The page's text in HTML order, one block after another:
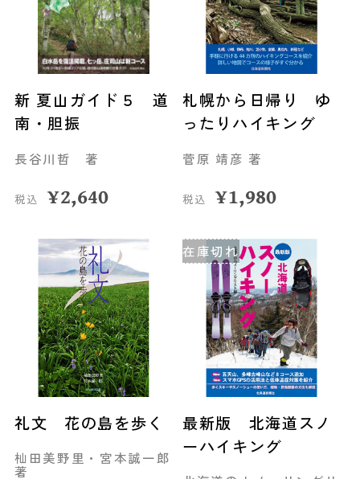
新 夏山ガイド５ 道
南・胆振
長谷川哲 著
税込 ¥2,640
札幌から日帰り ゆ
ったりハイキング
菅原 靖彦 著
税込 ¥1,980
礼文 花の島を歩く
杣田美野里・宮本誠一郎
著
在庫切れ
最新版 北海道スノ
ーハイキング